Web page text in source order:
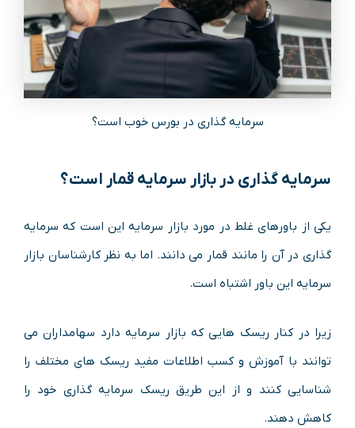
سرمایه گذاری در بورس خوب است؟
سرمایه گذاری در بازار سرمایه قمار است؟
یکی از باورهای غلط در مورد بازار سرمایه این است که سرمایه
گذاری در آن را مانند قمار می دانند. اما به نظر کارشناسان بازار
سرمایه این باور اشتباه است.
زیرا در کنار ریسک هایی که بازار سرمایه دارد سهامداران می
توانند با آموزش و کسب اطلاعات مفید ریسک های مختلف را
شناسایی کنند و از این طریق ریسک سرمایه گذاری خود را
کاهش دهند.